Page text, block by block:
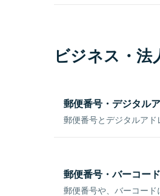
ビジネス・法
郵便番号・デジタル
郵便番号とデジタルアド
郵便番号・バーコー
郵便番号や、バーコード